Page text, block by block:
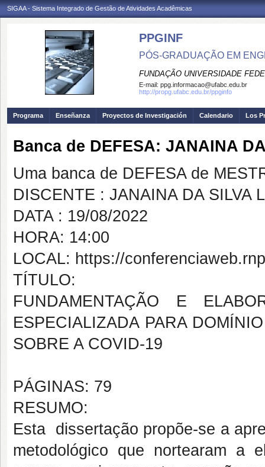
SIGAA - Sistema Integrado de Gestão de Atividades Acadêmicas
PPGINF
PÓS-GRADUAÇÃO EM
FUNDAÇÃO UNIVERSIDADE
E-mail: ppg.informacao@ufabc.edu.br
http://propg.ufabc.edu.br/ppginfo
Programa Enseñanza Proyectos de Investigación Calendario Los
Banca de DEFESA: JANAINA
Uma banca de DEFESA de
DISCENTE : JANAINA DA SILVA
DATA : 19/08/2022
HORA: 14:00
LOCAL: https://
TÍTULO:
FUNDAMENTAÇÃO E
ESPECIALIZADA PARA
SOBRE A COVID-19
PÁGINAS: 79
RESUMO:
Esta dissertação propõe-se a
metodológico que nortearam a